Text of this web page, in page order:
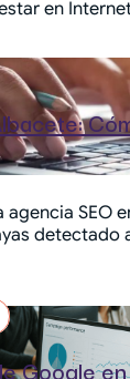
en
agencia SEO
detectado
Google